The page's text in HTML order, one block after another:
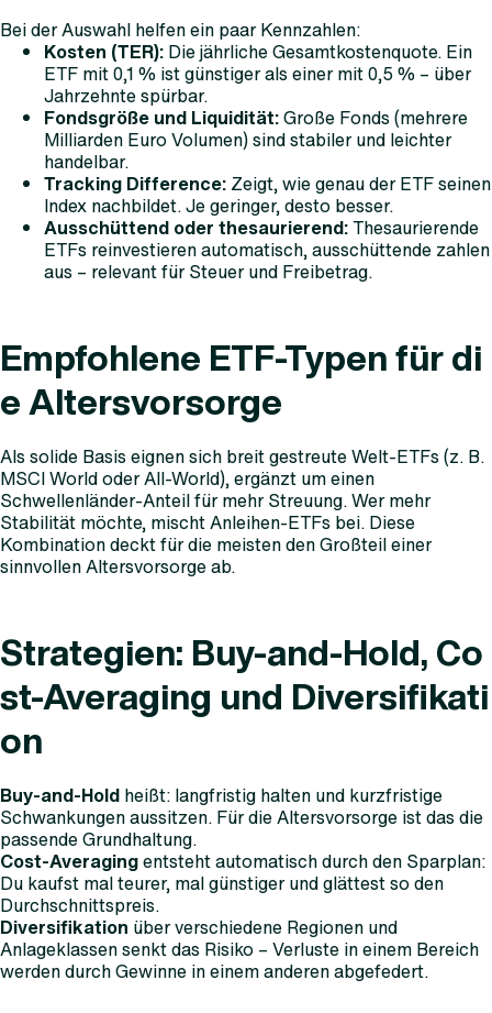
Bei der Auswahl helfen ein paar Kennzahlen:
Kosten (TER): Die jährliche Gesamtkostenquote. Ein
ETF mit 0,1 % ist günstiger als einer mit 0,5 % – über
Jahrzehnte spürbar.
Fondsgröße und Liquidität:Große Fonds (mehrere
Milliarden Euro Volumen) sind stabiler und leichter
handelbar.
Tracking Difference: Zeigt, wie genau der ETF seinen
Index nachbildet. Je geringer, desto besser.
Ausschüttend oder thesaurierend:Thesaurierende
ETFs reinvestieren automatisch, ausschüttende zahlen
aus – relevant für Steuer und Freibetrag.
Empfohlene ETF-Typen für di
e Altersvorsorge
Als solide Basis eignen sich breit gestreute Welt-ETFs (z. B.
MSCI World oder All-World), ergänzt um einen
Schwellenländer-Anteil für mehr Streuung. Wer mehr
Stabilität möchte, mischt Anleihen-ETFs bei. Diese
Kombination deckt für die meisten den Großteil einer
sinnvollen Altersvorsorge ab.
Strategien: Buy-and-Hold, Co
st-Averaging und Diversifikati
on
Buy-and-Hold heißt: langfristig halten und kurzfristige
Schwankungen aussitzen. Für die Altersvorsorge ist das die
passende Grundhaltung.
Cost-Averagingentsteht automatisch durch den Sparplan:
Du kaufst mal teurer, mal günstiger und glättest so den
Durchschnittspreis.
Diversifikation über verschiedene Regionen und
Anlageklassen senkt das Risiko – Verluste in einem Bereich
werden durch Gewinne in einem anderen abgefedert.